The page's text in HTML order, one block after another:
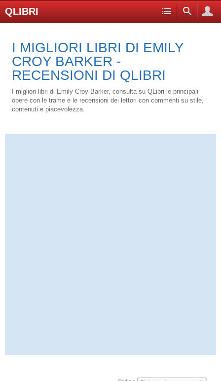
QLIBRI
I MIGLIORI LIBRI DI EMILY
CROY BARKER -
RECENSIONI DI QLIBRI
I migliori libri di Emily Croy Barker, consulta su QLibri le principali
opere con le trame e le recensioni dei lettori con commenti su stile,
contenuti e piacevolezza.